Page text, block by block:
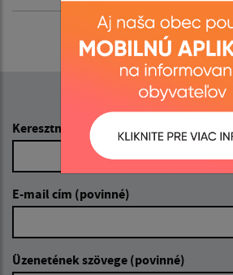
Napíšte nám:
Keresztnév (povinné)
E-mail cím (povinné)
Üzenetének szövege (povinné)